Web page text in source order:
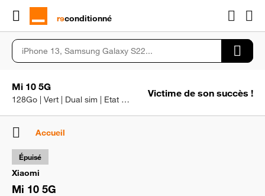
rɘconditionné
Mi 10 5G
128Go | Vert | Dual sim | Etat correct
Victime de son succès !
Accueil
Xiaomi
Mi 10 5G
Épuisé